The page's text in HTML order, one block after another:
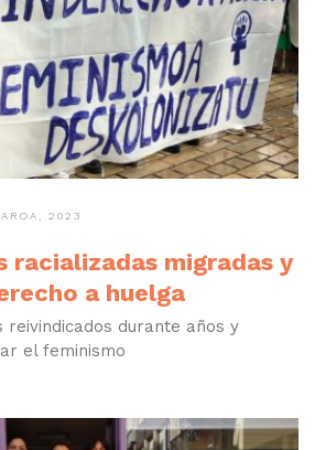
2023
racializadas migradas y
a huelga
reivindicados durante años y
el feminismo